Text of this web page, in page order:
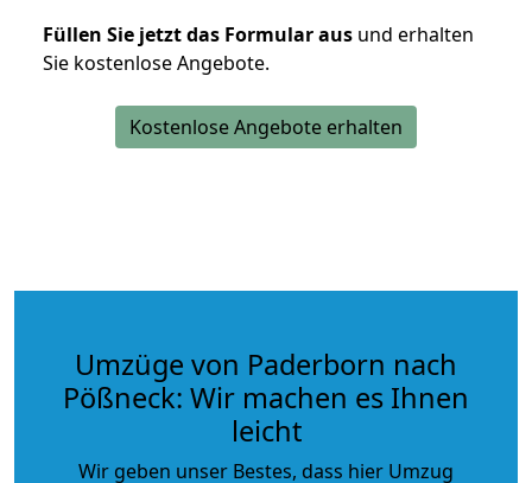
Füllen Sie jetzt das Formular aus und erhalten
Sie kostenlose Angebote.
Kostenlose Angebote erhalten
Umzüge von Paderborn nach
Pößneck: Wir machen es Ihnen
leicht
Wir geben unser Bestes, dass hier Umzug